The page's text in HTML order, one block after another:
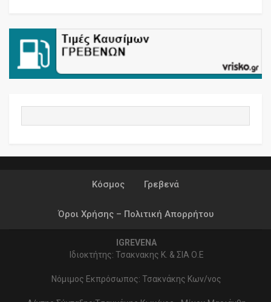
Κόσμος Γρεβενά
Όροι Χρήσης – Πολιτική Απορρήτου
IGREVENA
Ιδιοκτήτης: Τσακνακης Κ. & ΣΙΑ Ο.Ε
Νόμιμος Εκπρόσωπος: Τσακνάκης Κων/νος